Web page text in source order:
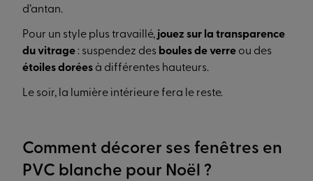
d’antan.
Pour un style plus travaillé, jouez sur la transparence
du vitrage : suspendez des boules de verre ou des
étoiles dorées à différentes hauteurs.
Le soir, la lumière intérieure fera le reste.
Comment décorer ses fenêtres en
PVC blanche pour Noël ?